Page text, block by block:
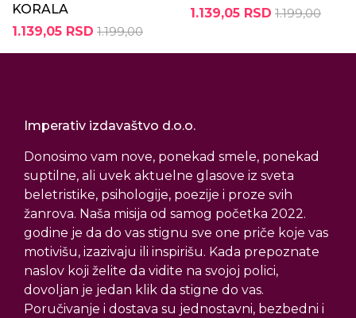
KORALA
1.139,05 RSD 1.199,00
1.139,05 RSD 1.199,00
Imperativ izdavaštvo d.o.o.
Donosimo vam nove, ponekad smele, ponekad
suptilne, ali uvek aktuelne glasove iz sveta
beletristike, psihologije, poezije i proze svih
žanrova. Naša misija od samog početka 2022.
godine je da do vas stignu sve one priče koje vas
motivišu, izazivaju ili inspirišu. Kada prepoznate
naslov koji želite da vidite na svojoj polici,
dovoljan je jedan klik da stigne do vas.
Poručivanje i dostava su jednostavni, bezbedni i